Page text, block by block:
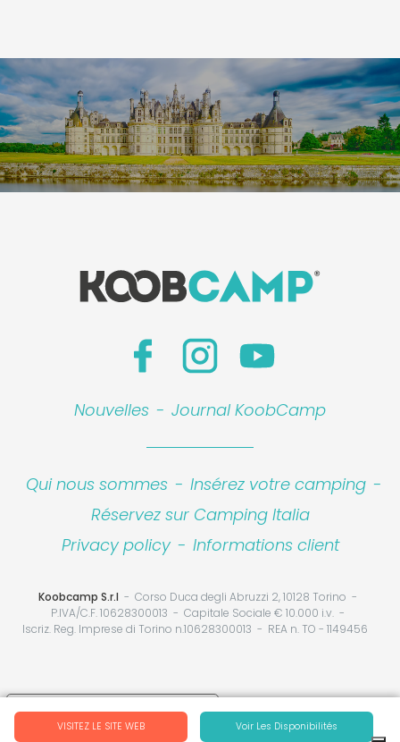
VISITEZ LE SITE WEB Voir Les Disponibilités
Nouvelles - Journal KoobCamp
Qui nous sommes - Insérez votre camping -
Réservez sur Camping Italia
Privacy policy - Informations client
Koobcamp S.r.l
Corso Duca degli Abruzzi 2, 10128 Torino
P.IVA/C.F. 10628300013
Capitale Sociale € 10.000 i.v.
Iscriz. Reg. Imprese di Torino n.10628300013
REA n. TO - 1149456
Your Privacy Choices